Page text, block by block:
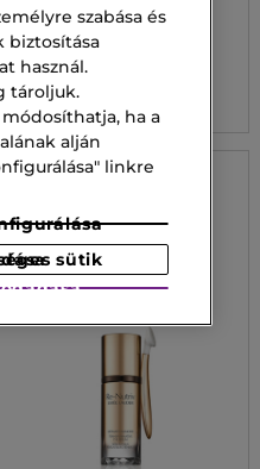
Szemhejpuder
26 200,00 Ft
szabása és
biztosítása
használ.
tároljuk.
ha a
alján
linkre
elfogadása